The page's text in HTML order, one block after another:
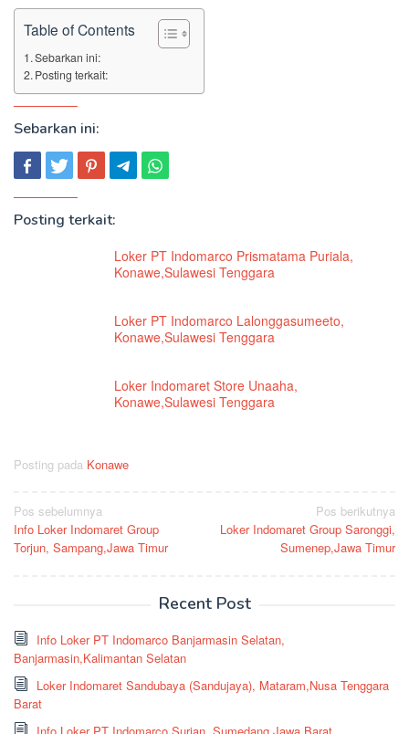
Table of Contents
Sebarkan ini:
Posting terkait:
Sebarkan ini:
Posting terkait:
Loker PT Indomarco Prismatama Puriala,
Konawe,Sulawesi Tenggara
Loker PT Indomarco Lalonggasumeeto,
Konawe,Sulawesi Tenggara
Loker Indomaret Store Unaaha,
Konawe,Sulawesi Tenggara
Posting pada Konawe
Navigasi
pos
Pos sebelumnya
Info Loker Indomaret Group
Torjun, Sampang,Jawa Timur
Pos berikutnya
Loker Indomaret Group Saronggi,
Sumenep,Jawa Timur
Recent Post
Info Loker PT Indomarco Banjarmasin Selatan,
Banjarmasin,Kalimantan Selatan
Loker Indomaret Sandubaya (Sandujaya), Mataram,Nusa Tenggara
Barat